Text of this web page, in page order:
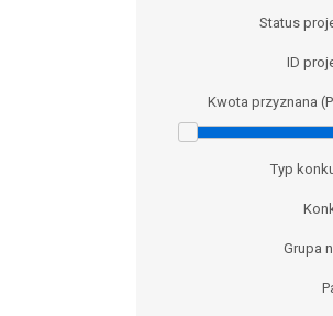
Status
ID
Kwota przyznana
Typ
Grupa